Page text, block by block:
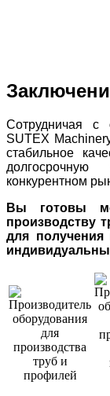
Сотрудничая с
SUTEX
стабильное
долгосрочную
конкурентном
Вы готовы
производству
для получения